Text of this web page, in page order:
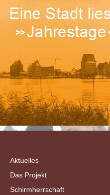
Aktuelles
Das Projekt
Schirmherrschaft